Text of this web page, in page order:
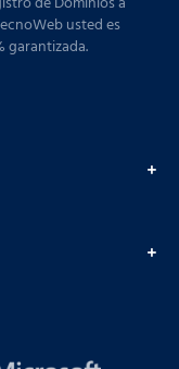
usted es
garantizada.